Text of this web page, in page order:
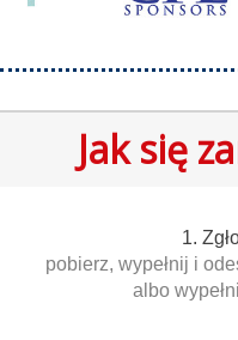
Jak się
1.
pobierz, wypełnij i
albo